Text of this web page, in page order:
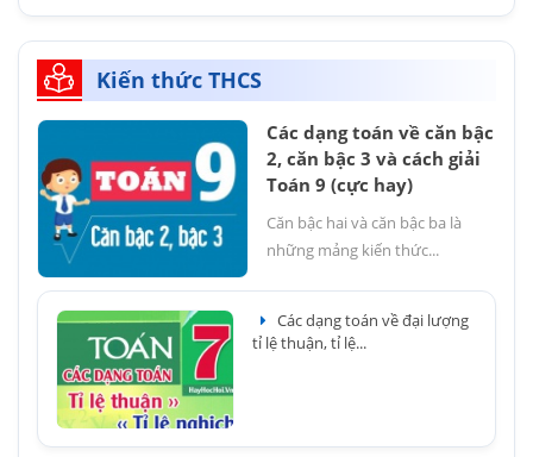
Kiến thức THCS
Các dạng toán về căn bậc
2, căn bậc 3 và cách giải
Toán 9 (cực hay)
Căn bậc hai và căn bậc ba là
những mảng kiến thức...
Các dạng toán về đại lượng
tỉ lệ thuận, tỉ lệ...